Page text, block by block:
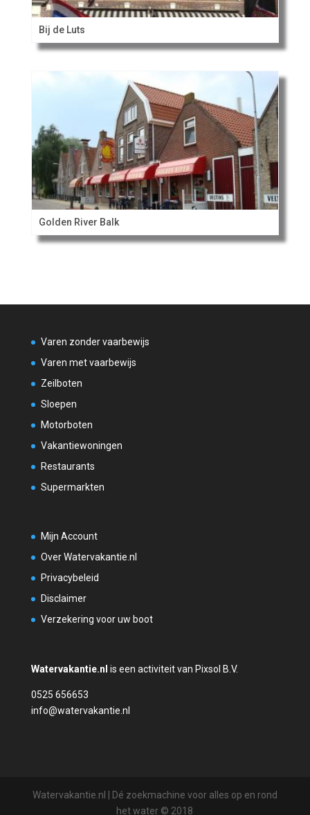
Bij de Luts
Golden River Balk
Varen zonder vaarbewijs
Varen met vaarbewijs
Zeilboten
Sloepen
Motorboten
Vakantiewoningen
Restaurants
Supermarkten
Mijn Account
Over Watervakantie.nl
Privacybeleid
Disclaimer
Verzekering voor uw boot
Watervakantie.nl is een activiteit van Pixsol B.V.
0525 656653
info@watervakantie.nl
Watervakantie.nl | Dé zoekmachine voor alles op en rond
het water © 2018